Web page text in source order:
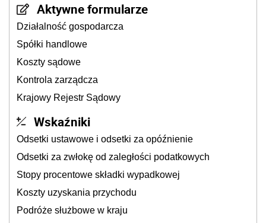
Aktywne formularze
Działalność gospodarcza
Spółki handlowe
Koszty sądowe
Kontrola zarządcza
Krajowy Rejestr Sądowy
Wskaźniki
Odsetki ustawowe i odsetki za opóźnienie
Odsetki za zwłokę od zaległości podatkowych
Stopy procentowe składki wypadkowej
Koszty uzyskania przychodu
Podróże służbowe w kraju